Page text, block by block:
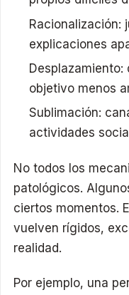
Racionalización:
explicaciones
objetivo menos
Sublimación:
actividades
No todos los
patológicos.
ciertos momentos.
vuelven rígidos,
realidad.
Por ejemplo, una